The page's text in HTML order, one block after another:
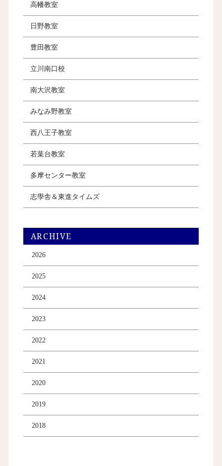
高幡教室
日野教室
豊田教室
立川南口校
南大沢教室
みなみ野教室
西八王子教室
若葉台教室
多摩センター教室
志學舎＆東進タイムズ
ARCHIVE
2026
2025
2024
2023
2022
2021
2020
2019
2018